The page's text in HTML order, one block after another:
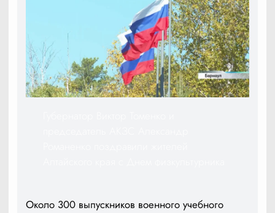
Около 300 выпускников военного учебного